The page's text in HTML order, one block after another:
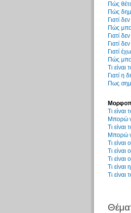
Πώς
Πώς
Γιατί
Πώς
Γιατί
Γιατί
Γιατί
Πώς
Τι
Γιατί η
Πως
Τι είναι
Μπορώ
Τι είναι
Μπορώ
Τι είναι
Τι είναι
Τι είναι
Τι
Τι είναι